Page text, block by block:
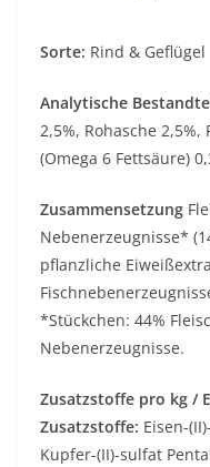
Sorte: Rind & Geflügel
Analytische
2,5%, Rohasche
(Omega 6 Fettsäure)
Zusammensetzung
Nebenerzeugnisse*
pflanzliche
*Stückchen: 44%
Nebenerzeugnisse.
Zusatzstoffe pro kg /
Zusatzstoffe: Eisen-
Kupfer-(II)-sulfat